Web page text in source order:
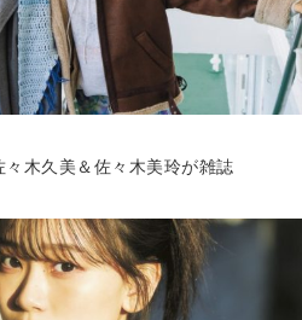
木久美＆佐々木美玲が雑誌